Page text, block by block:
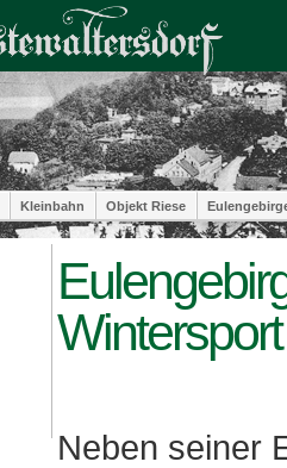
Kleinbahn Objekt Riese
Wintersport
Neben seiner